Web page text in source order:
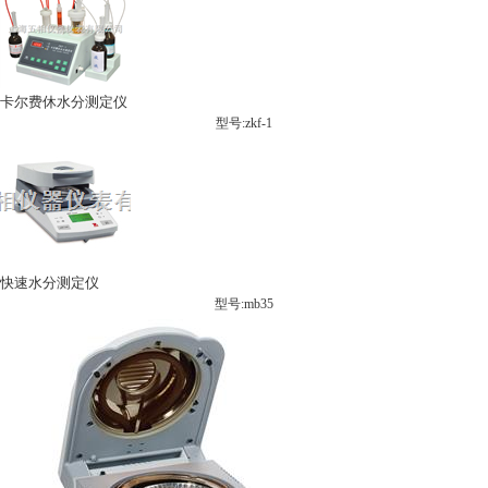
卡尔费休水分测定仪
型号:zkf-1
快速水分测定仪
型号:mb35